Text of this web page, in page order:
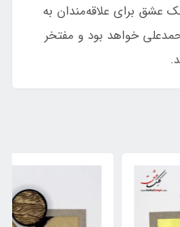
عشق برای علاقه‌مندان به
خواهد بود و مفتخر